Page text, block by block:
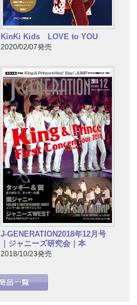
KinKi Kids LOVE to YOU
2020/02/07発売
J-GENERATION2018年12月号
｜ジャニーズ研究会｜本
2018/10/23発売